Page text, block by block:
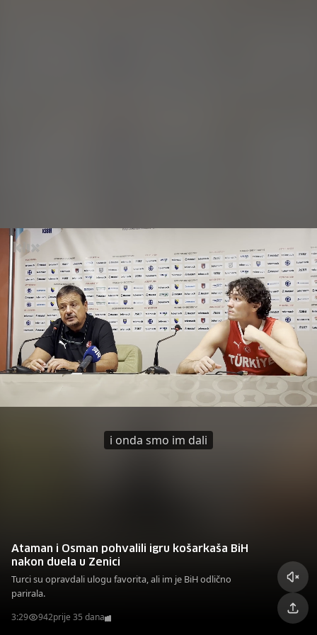
i onda smo im dali
Ataman i Osman pohvalili igru košarkaša BiH
nakon duela u Zenici
Turci su opravdali ulogu favorita, ali im je BiH odlično
parirala.
3:29 942prije 35 dana